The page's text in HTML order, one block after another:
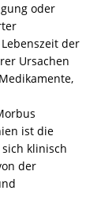
oder
der
Ursachen
ist die
klinisch
der